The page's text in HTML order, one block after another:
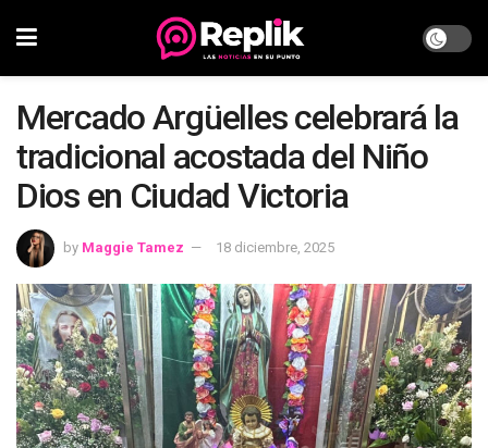
Mercado Argüelles celebrará la
tradicional acostada del Niño
Dios en Ciudad Victoria
by Maggie Tamez 18 diciembre, 2025